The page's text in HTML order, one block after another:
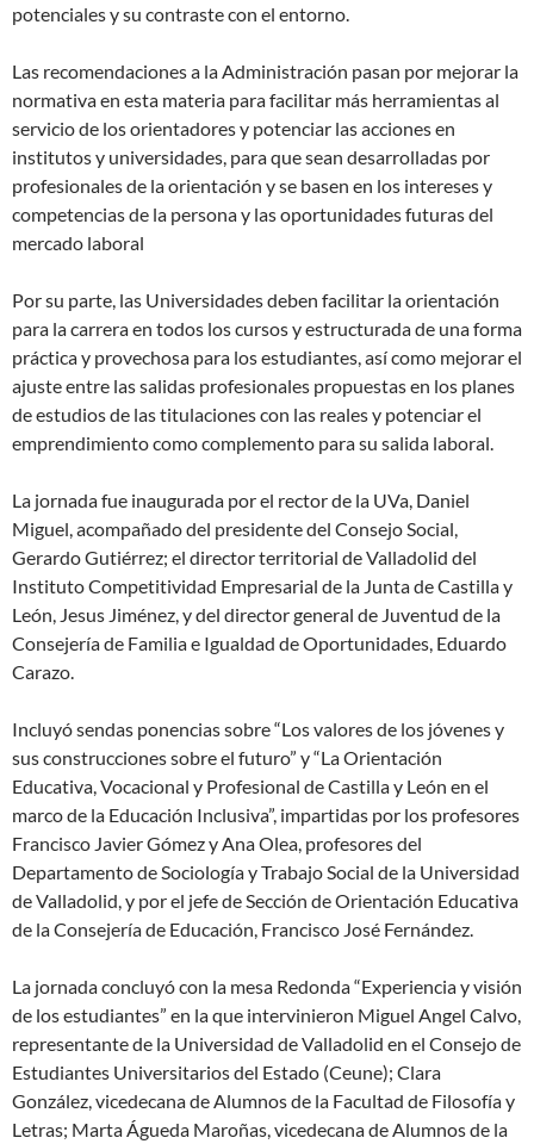
potenciales y su contraste con el entorno.
Las recomendaciones a la Administración pasan por mejorar la
normativa en esta materia para facilitar más herramientas al
servicio de los orientadores y potenciar las acciones en
institutos y universidades, para que sean desarrolladas por
profesionales de la orientación y se basen en los intereses y
competencias de la persona y las oportunidades futuras del
mercado laboral
Por su parte, las Universidades deben facilitar la orientación
para la carrera en todos los cursos y estructurada de una forma
práctica y provechosa para los estudiantes, así como mejorar el
ajuste entre las salidas profesionales propuestas en los planes
de estudios de las titulaciones con las reales y potenciar el
emprendimiento como complemento para su salida laboral.
La jornada fue inaugurada por el rector de la UVa, Daniel
Miguel, acompañado del presidente del Consejo Social,
Gerardo Gutiérrez; el director territorial de Valladolid del
Instituto Competitividad Empresarial de la Junta de Castilla y
León, Jesus Jiménez, y del director general de Juventud de la
Consejería de Familia e Igualdad de Oportunidades, Eduardo
Carazo.
Incluyó sendas ponencias sobre “Los valores de los jóvenes y
sus construcciones sobre el futuro” y “La Orientación
Educativa, Vocacional y Profesional de Castilla y León en el
marco de la Educación Inclusiva”, impartidas por los profesores
Francisco Javier Gómez y Ana Olea, profesores del
Departamento de Sociología y Trabajo Social de la Universidad
de Valladolid, y por el jefe de Sección de Orientación Educativa
de la Consejería de Educación, Francisco José Fernández.
La jornada concluyó con la mesa Redonda “Experiencia y visión
de los estudiantes” en la que intervinieron Miguel Angel Calvo,
representante de la Universidad de Valladolid en el Consejo de
Estudiantes Universitarios del Estado (Ceune); Clara
González, vicedecana de Alumnos de la Facultad de Filosofía y
Letras; Marta Águeda Maroñas, vicedecana de Alumnos de la